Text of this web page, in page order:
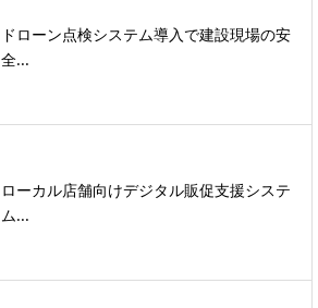
ドローン点検システム導入で建設現場の安
全...
ローカル店舗向けデジタル販促支援システ
ム...